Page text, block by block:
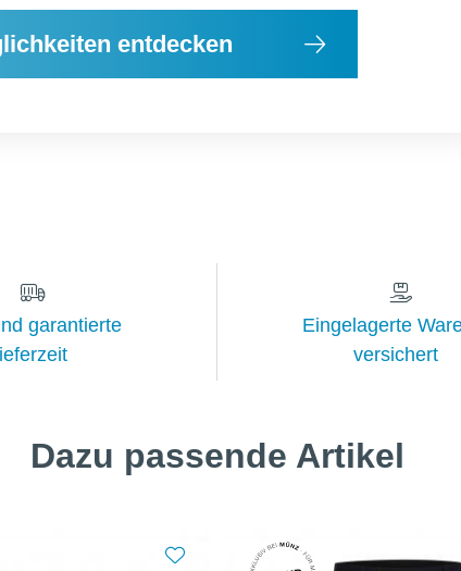
entdecken
garantierte
Eingelagerte
versichert
Dazu passende Artikel